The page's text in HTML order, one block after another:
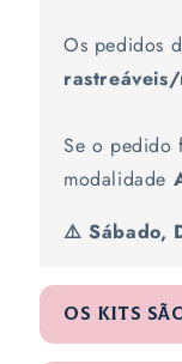
h
í
Os pedidos
Se o pedido
modalidade
⚠️ Sábado,
Os kits